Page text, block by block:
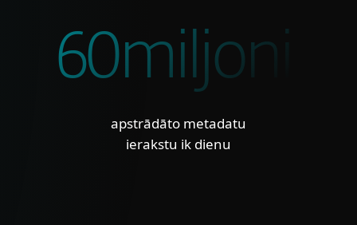
60miljoni.
apstrādāto metadatu
ierakstu ik dienu